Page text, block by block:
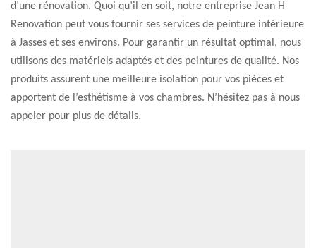
d’une rénovation. Quoi qu’il en soit, notre entreprise Jean H
Renovation peut vous fournir ses services de peinture intérieure
à Jasses et ses environs. Pour garantir un résultat optimal, nous
utilisons des matériels adaptés et des peintures de qualité. Nos
produits assurent une meilleure isolation pour vos pièces et
apportent de l’esthétisme à vos chambres. N’hésitez pas à nous
appeler pour plus de détails.